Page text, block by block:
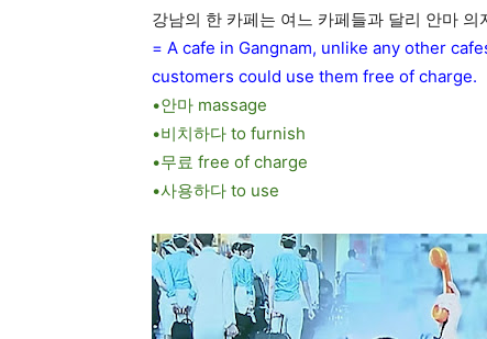
강남의 한 카페는 여느 카페들과 달리 안마
= A cafe in Gangnam, unlike any other
customers could use them free of charge.
•안마 massage
•비치하다 to furnish
•무료 free of charge
•사용하다 to use